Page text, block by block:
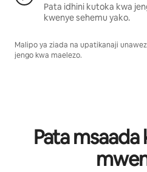
Pata idhini kutoka kwa
kwenye sehemu yako.
Malipo ya ziada na upatikanaji
jengo kwa maelezo.
Pata